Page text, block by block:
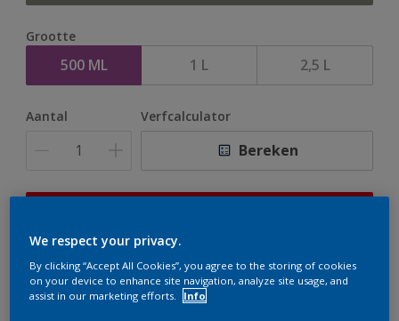
Grootte
500 ML 1 L 2,5 L
Aantal Verfcalculator
Bereken
te bestellen. Houd de website in de gaten, we werken
er hard aan om de voorraad aan te vullen.
We respect your privacy.
By clicking “Accept All Cookies”, you agree to the storing of cookies
on your device to enhance site navigation, analyze site usage, and
assist in our marketing efforts.
Info